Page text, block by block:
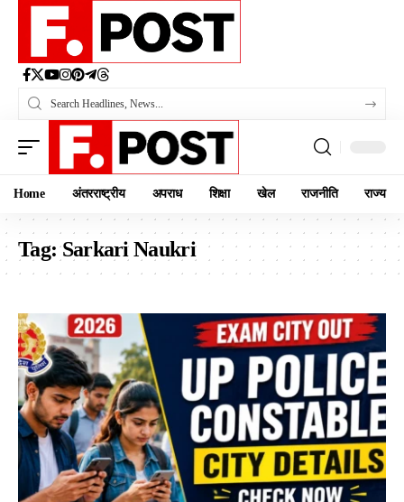
Home अंतरराष्ट्रीय अपराध शिक्षा खेल राजनीति राज्य
Tag:Sarkari Naukri